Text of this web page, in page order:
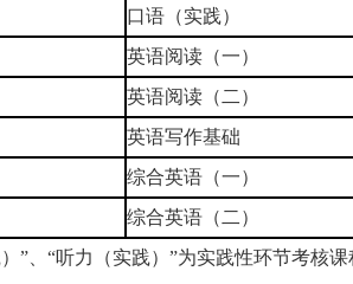
口语（实践）
英语阅读（一）
英语阅读（二）
英语写作基础
综合英语（一）
综合英语（二）
、“听力（实践）”为实践性环节考核课